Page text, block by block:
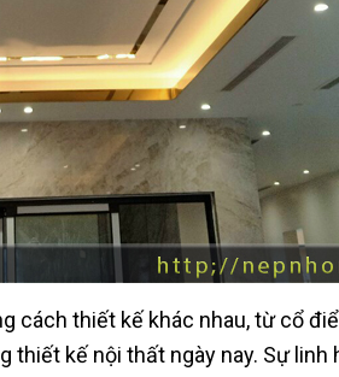
cách thiết kế khác nhau, từ cổ
kế nội thất ngày nay. Sự linh